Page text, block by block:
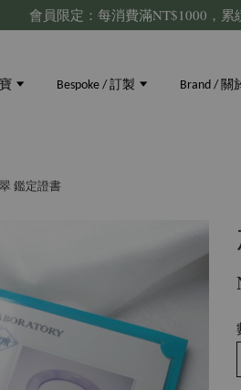
會員限定：每消費滿NT$1000，累
Bespoke / 訂製 Brand / 關
鑑定證書